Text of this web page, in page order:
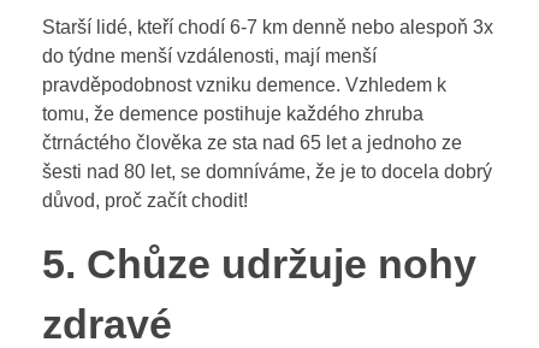
Starší lidé, kteří chodí 6-7 km denně nebo alespoň 3x
do týdne menší vzdálenosti, mají menší
pravděpodobnost vzniku demence. Vzhledem k
tomu, že demence postihuje každého zhruba
čtrnáctého člověka ze sta nad 65 let a jednoho ze
šesti nad 80 let, se domníváme, že je to docela dobrý
důvod, proč začít chodit!
5. Chůze udržuje nohy
zdravé